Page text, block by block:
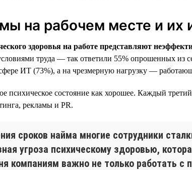
на рабочем месте и их
здоровья на работе представляют
труда — так ответили 55% опрошенных
ИТ (73%), а на чрезмерную нагрузку —
психическое состояние как хорошее. Каждый
рекламы и PR.
сроков найма многие сотрудники
угроза психическому здоровью,
компаниям важно не только работать с